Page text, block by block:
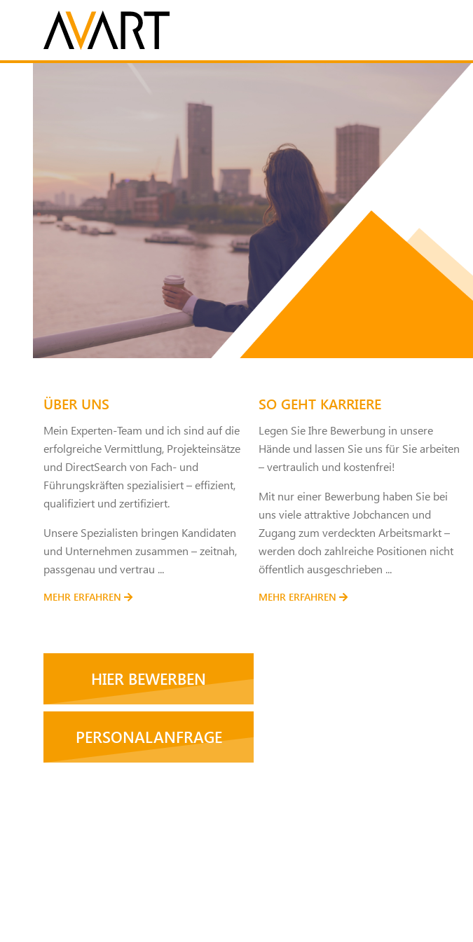
ÜBER UNS
Mein Experten-Team und ich sind auf die
erfolgreiche Vermittlung, Projekteinsätze
und DirectSearch von Fach- und
Führungskräften spezialisiert – effizient,
qualifiziert und zertifiziert.
Unsere Spezialisten bringen Kandidaten
und Unternehmen zusammen – zeitnah,
passgenau und vertrau ...
MEHR ERFAHREN
SO GEHT KARRIERE
Legen Sie Ihre Bewerbung in unsere
Hände und lassen Sie uns für Sie arbeiten
– vertraulich und kostenfrei!
Mit nur einer Bewerbung haben Sie bei
uns viele attraktive Jobchancen und
Zugang zum verdeckten Arbeitsmarkt –
werden doch zahlreiche Positionen nicht
öffentlich ausgeschrieben ...
MEHR ERFAHREN
HIER BEWERBEN
PERSONALANFRAGE